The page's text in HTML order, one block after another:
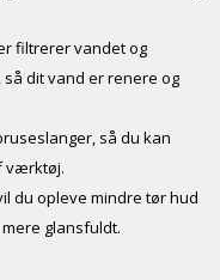
filtrerer vandet og
dit vand er renere og
så du kan
værktøj.
du opleve mindre tør hud
glansfuldt.